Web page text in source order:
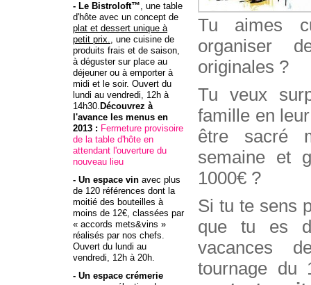
- Le Bistroloft™, une table
d'hôte avec un concept de
plat et dessert unique à
petit prix., une cuisine de
produits frais et de saison,
à déguster sur place au
déjeuner ou à emporter à
midi et le soir. Ouvert du
lundi au vendredi, 12h à
14h30. Découvrez à
l'avance les menus en
2013 : Fermeture provisoire
de la table d'hôte en
attendant l'ouverture du
nouveau lieu
- Un espace vin avec plus
de 120 références dont la
moitié des bouteilles à
moins de 12€, classées par
« accords mets&vins »
réalisés par nos chefs.
Ouvert du lundi au
vendredi, 12h à 20h.
- Un espace crémerie
Tu aimes
organiser
originales ?
Tu veux
famille en
être sacré
semaine et
1000€ ?
Si tu te sens
que tu es
vacances
tournage du